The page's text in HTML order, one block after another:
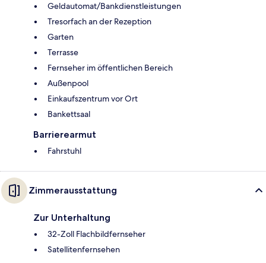
Geldautomat/Bankdienstleistungen
Tresorfach an der Rezeption
Garten
Terrasse
Fernseher im öffentlichen Bereich
Außenpool
Einkaufszentrum vor Ort
Bankettsaal
Barrierearmut
Fahrstuhl
Zimmerausstattung
Zur Unterhaltung
32-Zoll Flachbildfernseher
Satellitenfernsehen